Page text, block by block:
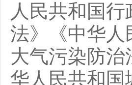
人民共和国
法》《中华
大气污染防
华人民共和国